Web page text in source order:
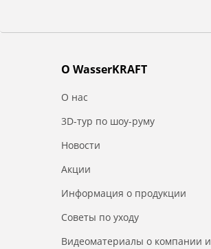
О WasserKRAFT
О нас
3D-тур по шоу-руму
Новости
Акции
Информация о продукции
Советы по уходу
Видеоматериалы о компании и